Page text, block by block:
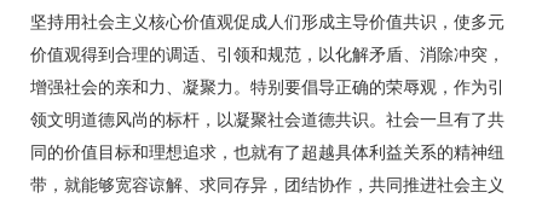
坚持用社会主义核心价值观促成人们形成主导价值共识，使多元
价值观得到合理的调适、引领和规范，以化解矛盾、消除冲突，
增强社会的亲和力、凝聚力。特别要倡导正确的荣辱观，作为引
领文明道德风尚的标杆，以凝聚社会道德共识。社会一旦有了共
同的价值目标和理想追求，也就有了超越具体利益关系的精神纽
带，就能够宽容谅解、求同存异，团结协作，共同推进社会主义